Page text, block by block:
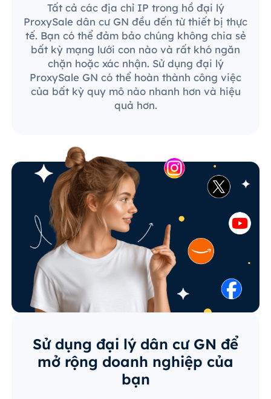
Tất cả các địa chỉ IP trong hồ đại lý
ProxySale dân cư GN đều đến từ thiết bị thực
tế. Bạn có thể đảm bảo chúng không chia sẻ
bất kỳ mạng lưới con nào và rất khó ngăn
chặn hoặc xác nhận. Sử dụng đại lý
ProxySale GN có thể hoàn thành công việc
của bất kỳ quy mô nào nhanh hơn và hiệu
quả hơn.
Sử dụng đại lý dân cư GN để
mở rộng doanh nghiệp của
bạn